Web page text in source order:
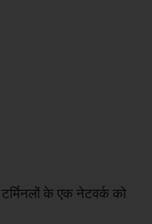
के एक नेटवर्क को